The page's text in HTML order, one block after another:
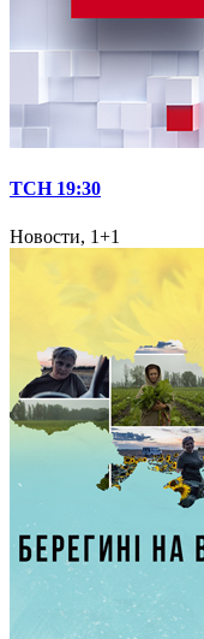
ТСН 19:30
Новости, 1+1